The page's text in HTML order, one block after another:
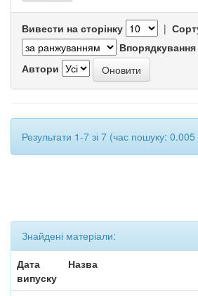
Вивести на сторінку |
Впорядкування
Автори
Результати 1-7 зі 7 (час пошуку:
Знайдені матеріали:
Дата
випуску
Назва